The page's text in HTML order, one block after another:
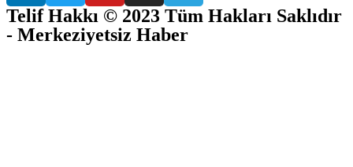
Telif Hakkı © 2023 Tüm Hakları Saklıdır
- Merkeziyetsiz Haber